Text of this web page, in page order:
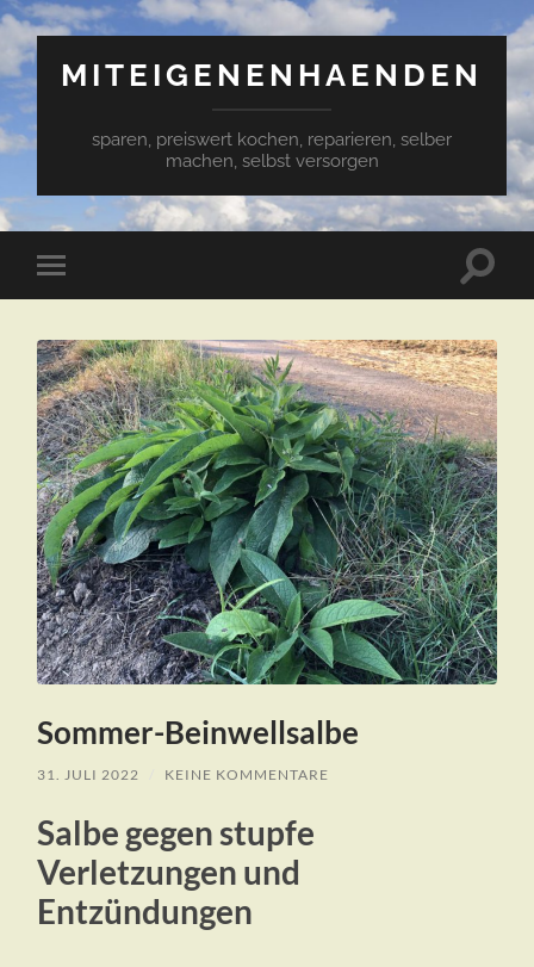
MITEIGENENHAENDEN
sparen, preiswert kochen, reparieren, selber
machen, selbst versorgen
Mobile-
Menü
Sommer-Beinwellsalbe
31. JULI 2022 KEINE KOMMENTARE
Salbe gegen stupfe
Verletzungen und
Entzündungen